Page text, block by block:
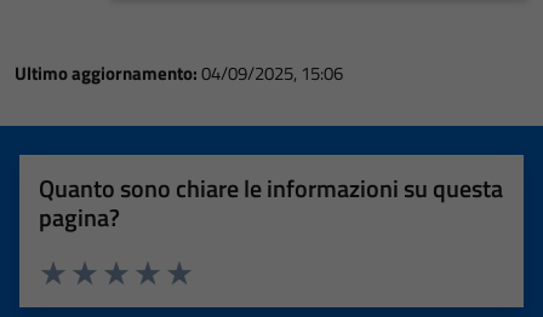
Ultimo aggiornamento:04/09/2025, 15:06
Quanto sono chiare le informazioni su questa
pagina?
Valuta 5 stelle su 5
Valuta 4 stelle su 5
Valuta 3 stelle su 5
Valuta 2 stelle su 5
Valuta 1 stelle su 5